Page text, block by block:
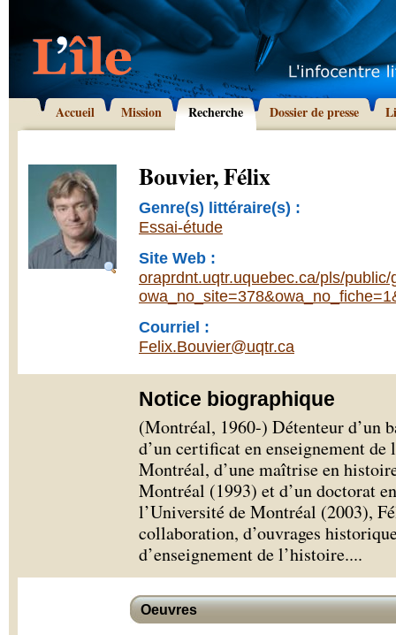
Accueil Mission Recherche Dossier de presse
Bouvier, Félix
Genre(s) littéraire(s) :
Essai-étude
Site Web :
oraprdnt.uqtr.uquebec.ca/pls/public/
Courriel :
Felix.Bouvier@uqtr.ca
Notice biographique
(Montréal, 1960-) Détenteur d’un
d’un certificat en enseignement
Montréal, d’une maîtrise en
Montréal (1993) et d’un doctorat
l’Université de Montréal (2003),
collaboration, d’ouvrages
d’enseignement de l’histoire....
Oeuvres